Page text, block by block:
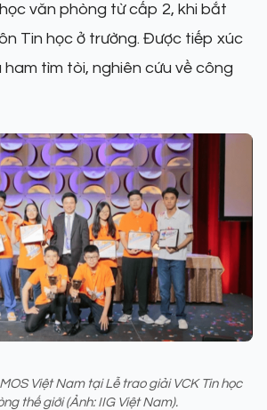
văn phòng từ cấp 2, khi bắt
Tin học ở trường. Được tiếp xúc
ham tìm tòi, nghiên cứu về công
Việt Nam tại Lễ trao giải VCK Tin học
thế giới (Ảnh: IIG Việt Nam).